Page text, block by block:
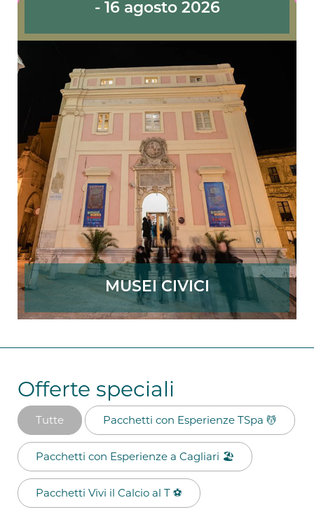
- 16 agosto 2026
MUSEI CIVICI
Offerte speciali
Tutte Pacchetti con Esperienze TSpa 💆​
Pacchetti con Esperienze a Cagliari 🏖️​
Pacchetti Vivi il Calcio al T ⚽​